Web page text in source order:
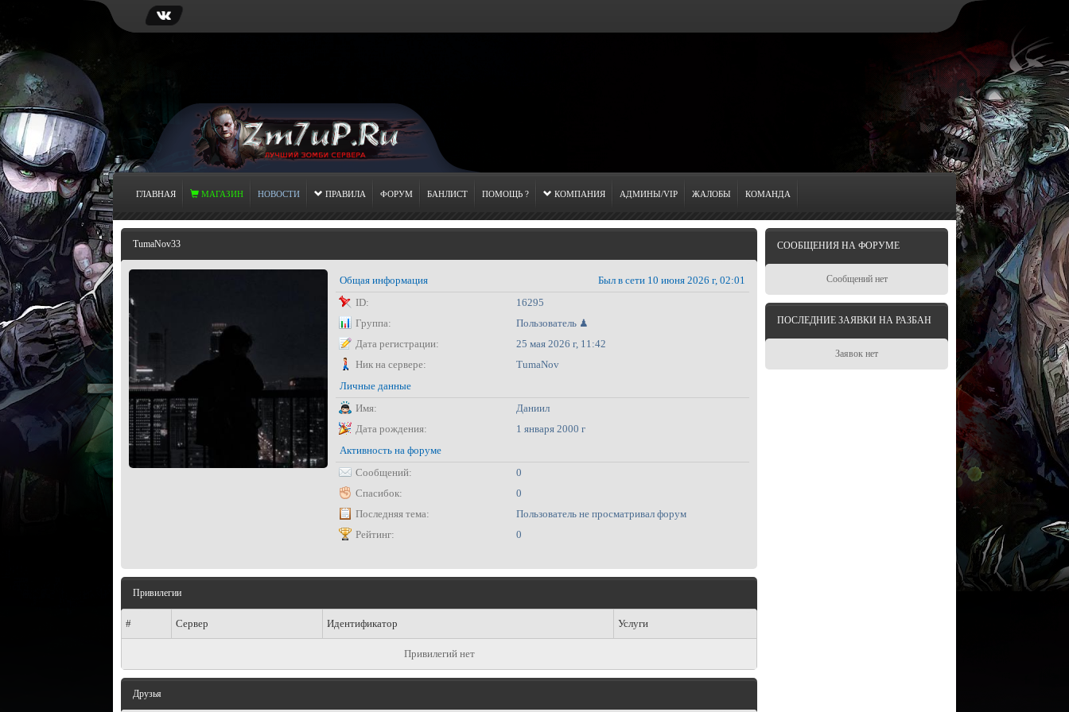
ГЛАВНАЯ МАГАЗИН НОВОСТИ ПРАВИЛА ФОРУМ БАНЛИСТ ПОМОЩЬ ? КОМПАНИЯ АДМИНЫ/VIP ЖАЛОБЫ КОМАНДА
TumaNov33
Общая информация
Был в сети 10 июня 2026 г, 02:01
ID:
16295
Группа:
Пользователь ♟
Дата регистрации:
25 мая 2026 г, 11:42
Ник на сервере:
TumaNov
Личные данные
Имя:
Даниил
Дата рождения:
1 января 2000 г
Активность на форуме
Сообщений:
0
Спасибок:
0
Последняя тема:
Пользователь не просматривал форум
Рейтинг:
0
Привилегии
# Сервер Идентификатор Услуги
Привилегий нет
Друзья
СООБЩЕНИЯ НА ФОРУМЕ
Сообщений нет
ПОСЛЕДНИЕ ЗАЯВКИ НА РАЗБАН
Заявок нет